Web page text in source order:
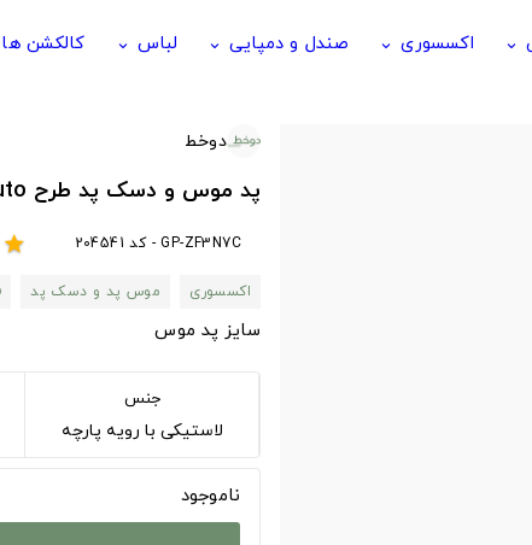
keyboard_arrow_down اکسسوری keyboard_arrow_down صندل و دمپایی keyboard_arrow_down لباس keyboard_arrow_down کالکشن ها
دوخط
پد موس و دسک پد طرح Naruto ناروتو Naruto
GP-ZF3N7C - کد 204541 star
اکسسوری
موس پد و دسک پد
سایز پد موس
جنس
لاستیکی با رویه پارچه
ناموجود